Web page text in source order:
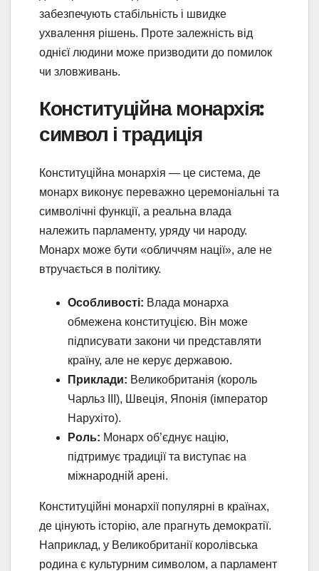
забезпечують стабільність і швидке
ухвалення рішень. Проте залежність від
однієї людини може призводити до помилок
чи зловживань.
Конституційна монархія:
символ і традиція
Конституційна монархія — це система, де
монарх виконує переважно церемоніальні та
символічні функції, а реальна влада
належить парламенту, уряду чи народу.
Монарх може бути «обличчям нації», але не
втручається в політику.
Особливості: Влада монарха
обмежена конституцією. Він може
підписувати закони чи представляти
країну, але не керує державою.
Приклади: Великобританія (король
Чарльз III), Швеція, Японія (імператор
Нарухіто).
Роль: Монарх об’єднує націю,
підтримує традиції та виступає на
міжнародній арені.
Конституційні монархії популярні в країнах,
де цінують історію, але прагнуть демократії.
Наприклад, у Великобританії королівська
родина є культурним символом, а парламент